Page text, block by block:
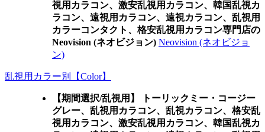
視用カラコン、激安乱視用カラコン、韓国乱視カ
ラコン、遠視用カラコン、遠視カラコン、乱視用
カラーコンタクト、格安乱視用カラコン専門店の
Neovision (ネオビジョン) Neovision (ネオビジョ
ン)
乱視用カラー別【Color】
【期間選択/乱視用】 トーリックミー・コージー
グレー、乱視用カラコン、乱視カラコン、格安乱
視用カラコン、激安乱視用カラコン、韓国乱視カ